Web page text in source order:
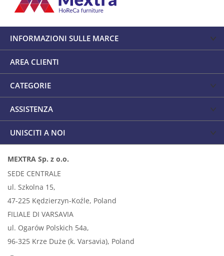
INFORMAZIONI SULLE MARCE
AREA CLIENTI
CATEGORIE
ASSISTENZA
UNISCITI A NOI
MEXTRA Sp. z o.o.
SEDE CENTRALE
ul. Szkolna 15,
47-225 Kędzierzyn-Koźle, Poland
FILIALE DI VARSAVIA
ul. Ogarów Polskich 54a,
96-325 Krze Duże (k. Varsavia), Poland